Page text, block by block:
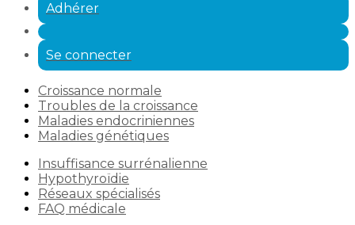
Adhérer
Se connecter
Croissance normale
Troubles de la croissance
Maladies endocriniennes
Maladies génétiques
Insuffisance surrénalienne
Hypothyroïdie
Réseaux spécialisés
FAQ médicale